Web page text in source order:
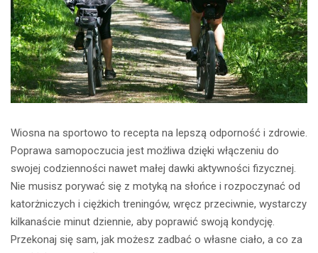
Wiosna na sportowo to recepta na lepszą odporność i zdrowie.
Poprawa samopoczucia jest możliwa dzięki włączeniu do
swojej codzienności nawet małej dawki aktywności fizycznej.
Nie musisz porywać się z motyką na słońce i rozpoczynać od
katorżniczych i ciężkich treningów, wręcz przeciwnie, wystarczy
kilkanaście minut dziennie, aby poprawić swoją kondycję.
Przekonaj się sam, jak możesz zadbać o własne ciało, a co za